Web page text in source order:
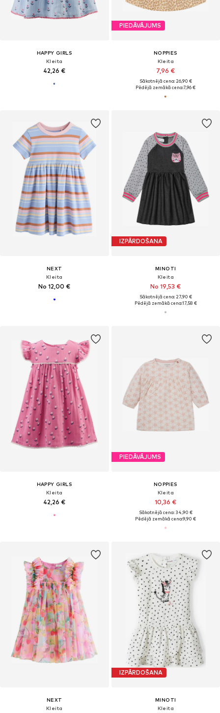
HAPPY GIRLS
Kleita
42,26 €
PIEDĀVĀJUMS
NOPPIES
Kleita
7,96 €
Sākotnējā cena: 26,90 €
Pēdējā zemākā cena:7,96 €
NEXT
Kleita
No 12,00 €
IZPĀRDOŠANA
MINOTI
Kleita
No 19,53 €
Sākotnējā cena: 27,90 €
Pēdējā zemākā cena:17,58 €
HAPPY GIRLS
Kleita
42,26 €
PIEDĀVĀJUMS
NOPPIES
Kleita
10,36 €
Sākotnējā cena: 34,90 €
Pēdējā zemākā cena:9,90 €
NEXT
Kleita
IZPĀRDOŠANA
MINOTI
Kleita